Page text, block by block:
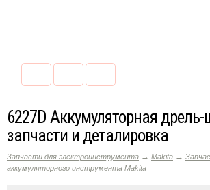
6227D Аккумуляторная дрель-
запчасти и деталировка
Запчасти для электроинструмента → Makita →
аккумуляторного инструмента Makita